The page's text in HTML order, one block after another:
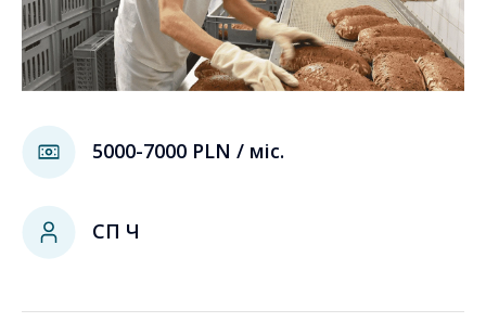
5000-7000 PLN / міс.
СП Ч